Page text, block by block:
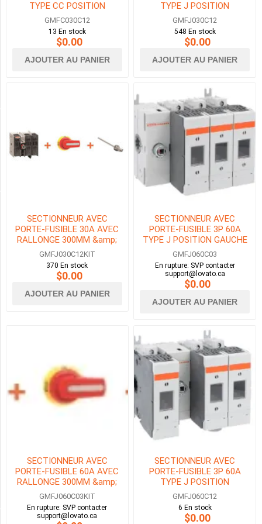
TYPE CC POSITION
CENTRALE
GMFC030C12
13 En stock
$0.00
AJOUTER AU PANIER
TYPE J POSITION
CENTRALE
GMFJ030C12
548 En stock
$0.00
AJOUTER AU PANIER
SECTIONNEUR AVEC
PORTE-FUSIBLE 30A AVEC
RALLONGE 300MM &amp;
POIGNEE VERROUILLAGE DE
PORTE
GMFJ030C12KIT
370 En stock
$0.00
AJOUTER AU PANIER
SECTIONNEUR AVEC
PORTE-FUSIBLE 3P 60A
TYPE J POSITION GAUCHE
GMFJ060C03
En rupture: SVP contacter
support@lovato.ca
$0.00
AJOUTER AU PANIER
SECTIONNEUR AVEC
PORTE-FUSIBLE 60A AVEC
RALLONGE 300MM &amp;
POIGNEE VERROUILLAGE DE
PORTE
GMFJ060C03KIT
En rupture: SVP contacter
support@lovato.ca
SECTIONNEUR AVEC
PORTE-FUSIBLE 3P 60A
TYPE J POSITION
CENTRALE
GMFJ060C12
6 En stock
$0.00
125HP
(1)
HP MAX DU MOTEUR À 240VAC 1_PHASE
HP MAX DU MOTEUR À 480VAC
125HP
(1)
MORE